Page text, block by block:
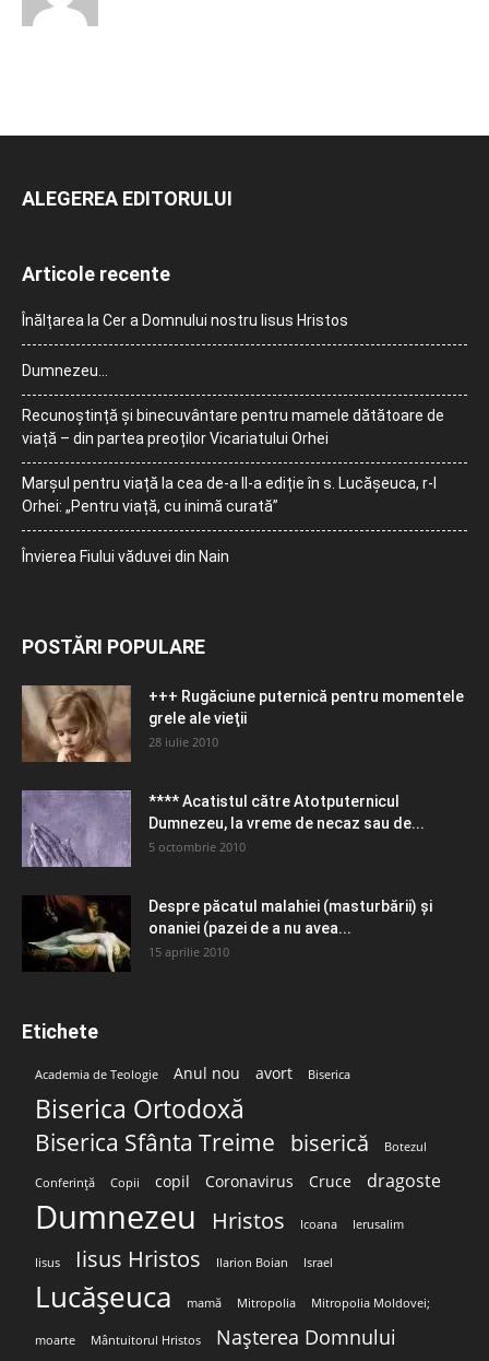
ALEGEREA EDITORULUI
Articole recente
Înălțarea la Cer a Domnului nostru Iisus Hristos
Dumnezeu…
Recunoștință și binecuvântare pentru mamele dătătoare de
viață – din partea preoților Vicariatului Orhei
Marșul pentru viață la cea de-a II-a ediție în s. Lucășeuca, r-l
Orhei: „Pentru viață, cu inimă curată”
Învierea Fiului văduvei din Nain
POSTĂRI POPULARE
+++ Rugăciune puternică pentru momentele
grele ale vieţii
28 iulie 2010
**** Acatistul către Atotputernicul
Dumnezeu, la vreme de necaz sau de...
5 octombrie 2010
Despre păcatul malahiei (masturbării) şi
onaniei (pazei de a nu avea...
15 aprilie 2010
Etichete
Academia de Teologie Anul nou avort Biserica
Biserica Ortodoxă
Biserica Sfânta Treime biserică Botezul
Conferință Copii copil Coronavirus Cruce dragoste
Dumnezeu Hristos Icoana Ierusalim
Iisus Iisus Hristos Ilarion Boian Israel
Lucășeuca mamă Mitropolia Mitropolia Moldovei;
moarte Mântuitorul Hristos Nașterea Domnului